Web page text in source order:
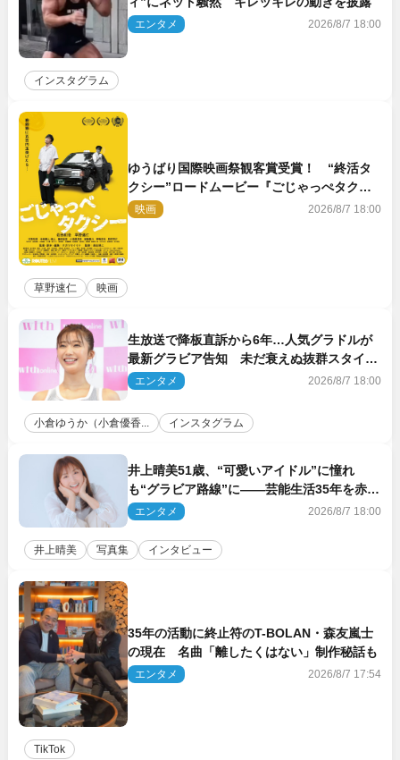
エンタメ 2026/8/7 18:00
インスタグラム
ゆうばり国際映画祭観客賞受賞！ “終活タ
クシー”ロードムービー『ごじゃっぺタクシ
ー』10月公開＆予告解禁
映画 2026/8/7 18:00
草野速仁 映画
生放送で降板直訴から6年…人気グラドルが
最新グラビア告知 未だ衰えぬ抜群スタイル
に反響
エンタメ 2026/8/7 18:00
小倉ゆうか（小倉優香... インスタグラム
井上晴美51歳、“可愛いアイドル”に憧れ
も“グラビア路線”に――芸能生活35年を赤
裸々に語る 27年ぶりに写真集発売
エンタメ 2026/8/7 18:00
井上晴美 写真集 インタビュー
35年の活動に終止符のT-BOLAN・森友嵐士
の現在 名曲「離したくはない」制作秘話も
エンタメ 2026/8/7 17:54
TikTok